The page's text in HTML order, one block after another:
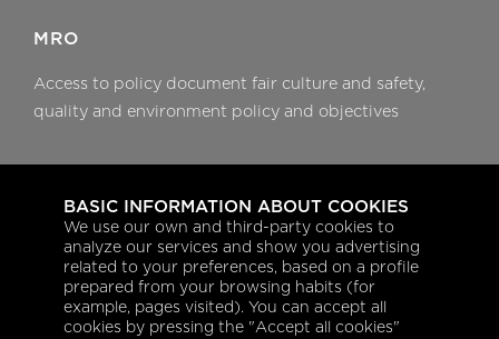
MRO
Access to policy document fair culture and safety,
quality and environment policy and objectives
Flight dispatch services
Trip support coordination
Fuel management
Post flight services
BASIC INFORMATION ABOUT COOKIES
We use our own and third-party cookies to
analyze our services and show you advertising
related to your preferences, based on a profile
prepared from your browsing habits (for
example, pages visited). You can accept all
cookies by pressing the "Accept all cookies"